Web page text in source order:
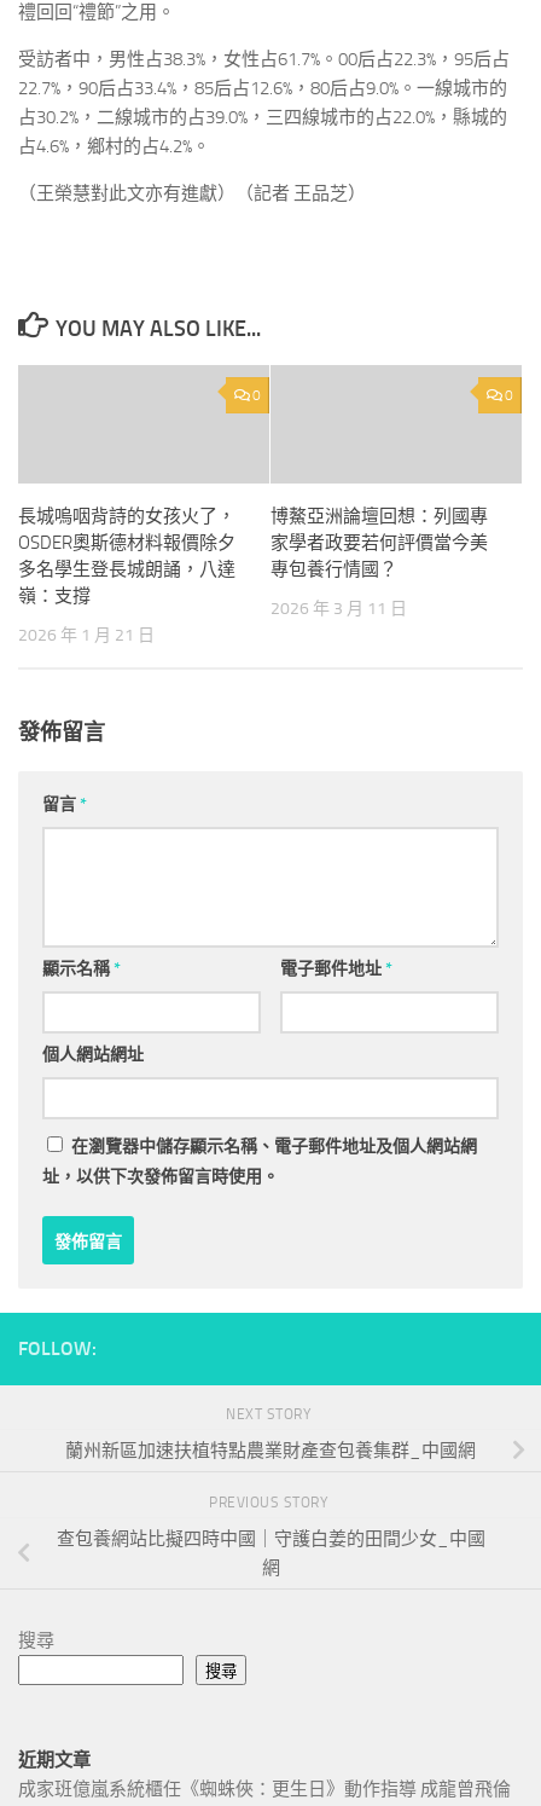
禮回回“禮節”之用。
受訪者中，男性占38.3%，女性占61.7%。00后占22.3%，95后占
22.7%，90后占33.4%，85后占12.6%，80后占9.0%。一線城市的
占30.2%，二線城市的占39.0%，三四線城市的占22.0%，縣城的
占4.6%，鄉村的占4.2%。
（王榮慧對此文亦有進獻）（記者 王品芝）
YOU MAY ALSO LIKE...
0
長城嗚咽背詩的女孩火了，
OSDER奧斯德材料報價除夕
多名學生登長城朗誦，八達
嶺：支撐
2026 年 1 月 21 日
0
博鰲亞洲論壇回想：列國專
家學者政要若何評價當今美
專包養行情國？
2026 年 3 月 11 日
發佈留言
留言*
顯示名稱* 電子郵件地址*
個人網站網址
在瀏覽器中儲存顯示名稱、電子郵件地址及個人網站網
址，以供下次發佈留言時使用。
FOLLOW:
NEXT STORY
蘭州新區加速扶植特點農業財產查包養集群_中國網
PREVIOUS STORY
查包養網站比擬四時中國｜守護白姜的田間少女_中國
網
搜尋
搜尋
近期文章
成家班億嵐系統櫃任《蜘蛛俠：更生日》動作指導 成龍曾飛倫